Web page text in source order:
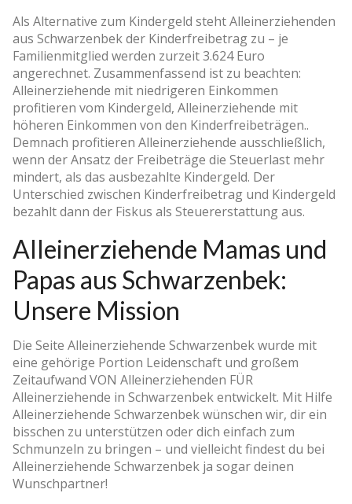
Als Alternative zum Kindergeld steht Alleinerziehenden
aus Schwarzenbek der Kinderfreibetrag zu – je
Familienmitglied werden zurzeit 3.624 Euro
angerechnet. Zusammenfassend ist zu beachten:
Alleinerziehende mit niedrigeren Einkommen
profitieren vom Kindergeld, Alleinerziehende mit
höheren Einkommen von den Kinderfreibeträgen..
Demnach profitieren Alleinerziehende ausschließlich,
wenn der Ansatz der Freibeträge die Steuerlast mehr
mindert, als das ausbezahlte Kindergeld. Der
Unterschied zwischen Kinderfreibetrag und Kindergeld
bezahlt dann der Fiskus als Steuererstattung aus.
Alleinerziehende Mamas und
Papas aus Schwarzenbek:
Unsere Mission
Die Seite Alleinerziehende Schwarzenbek wurde mit
eine gehörige Portion Leidenschaft und großem
Zeitaufwand VON Alleinerziehenden FÜR
Alleinerziehende in Schwarzenbek entwickelt. Mit Hilfe
Alleinerziehende Schwarzenbek wünschen wir, dir ein
bisschen zu unterstützen oder dich einfach zum
Schmunzeln zu bringen – und vielleicht findest du bei
Alleinerziehende Schwarzenbek ja sogar deinen
Wunschpartner!